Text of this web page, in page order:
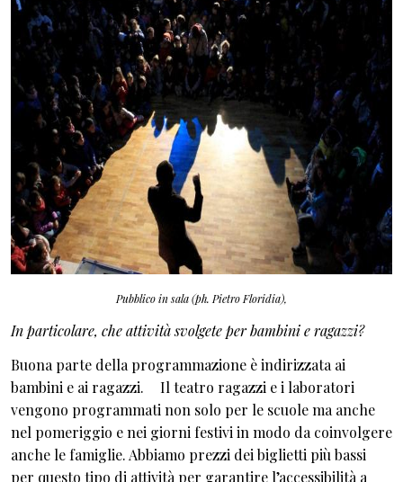
Pubblico in sala (ph. Pietro Floridia),
In particolare, che attività svolgete per bambini e ragazzi?
Buona parte della programmazione è indirizzata ai
bambini e ai ragazzi. Il teatro ragazzi e i laboratori
vengono programmati non solo per le scuole ma anche
nel pomeriggio e nei giorni festivi in modo da coinvolgere
anche le famiglie. Abbiamo prezzi dei biglietti più bassi
per questo tipo di attività per garantire l’accessibilità a